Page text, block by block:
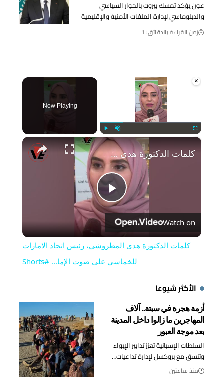
عون يؤكد تمسك بيروت بالحوار السياسي
والدبلوماسي لإدارة الملفات الأمنية والإقليمية
زمن القراءة بالدقائق: 1
×
Play Unmute Fullscreen
Now Playing
×
Play
Video
كلمات الدكتورة هدى المطروشي، رئيس اتحاد الامارات للخماسي على صوت الإما... #Shorts
Watch on
كلمات الدكتورة هدى المطروشي، رئيس اتحاد الامارات
للخماسي على صوت الإما... #Shorts
الأكثر شيوعا
أزمة هجرة في سبتة.. آلاف
المهاجرين ما زالوا داخل المدينة
بعد موجة العبور
السلطات الإسبانية تعزز تدابير الإيواء
وتنسق مع بروكسل لإدارة تداعيات…
منذ ساعتين